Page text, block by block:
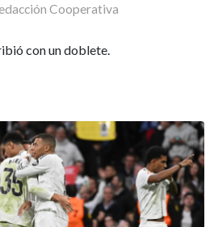
Cooperativa
con un doblete.